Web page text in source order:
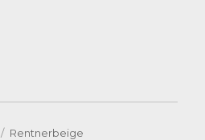
Kategorien
Rentnerbeige